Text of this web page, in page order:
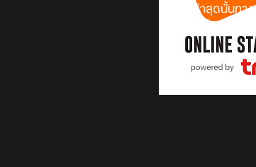
เฮ! เมื่อล่าสุดนั้นทาง
เกมตัวใหม่จากซีรีส์